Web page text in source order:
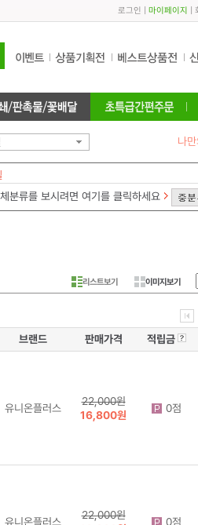
로그인 마이페이지
나
분류를 보시려면 여기를 클릭하세요
리스트보기 이미지보기
브랜드 판매가격 적립금
유니온플러스
22,000원
16,800원
0점
유니온플러스
22,000원
0점